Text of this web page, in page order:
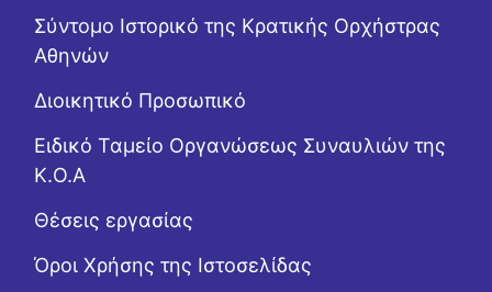
Σύντομο Ιστορικό της Κρατικής Ορχήστρας
Αθηνών
Διοικητικό Προσωπικό
Ειδικό Ταμείο Οργανώσεως Συναυλιών της
Κ.Ο.Α
Θέσεις εργασίας
Όροι Χρήσης της Ιστοσελίδας